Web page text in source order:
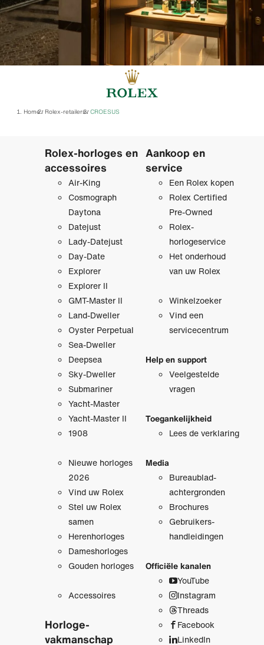
Home/ Rolex-retailers/ ‭CROESUS‬
Rolex-horloges en
accessoires
Air-King
Cosmograph
Daytona
Datejust
Lady-Datejust
Day-Date
Explorer
Explorer II
GMT-Master II
Land-Dweller
Oyster Perpetual
Sea-Dweller
Deepsea
Sky-Dweller
Submariner
Yacht-Master
Yacht-Master II
1908
Nieuwe horloges
2026
Vind uw Rolex
Stel uw Rolex
samen
Herenhorloges
Dameshorloges
Gouden horloges
Accessoires
Horloge­
vakmanschap
Aankoop en
service
Een Rolex kopen
Rolex Certified
Pre‑Owned
Rolex-
horlogeservice
Het onderhoud
van uw Rolex
Winkelzoeker
Vind een
servicecentrum
Help en support
Veelgestelde
vragen
Toegankelijkheid
Lees de verklaring
Media
Bureaublad­
achtergronden
Brochures
Gebruikers­
handleidingen
Officiële kanalen
YouTube
Instagram
Threads
Facebook
LinkedIn